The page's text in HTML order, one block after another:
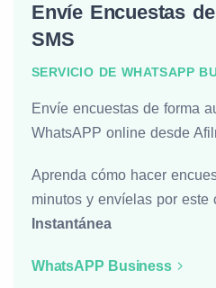
Envíe Encuestas
SMS
SERVICIO DE WHATSAPP
Envíe encuestas de forma
WhatsAPP online desde
Aprenda cómo hacer
minutos y envíelas por este
Instantánea
WhatsAPP Business